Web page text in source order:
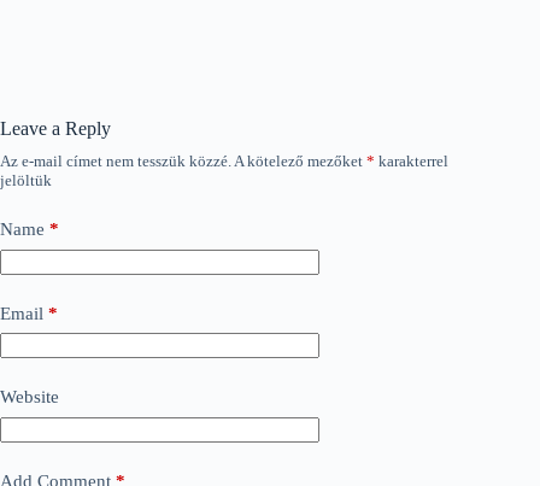
Leave a Reply
Az e-mail címet nem tesszük közzé.A kötelező mezőket * karakterrel
jelöltük
Name *
Email *
Website
Add Comment *